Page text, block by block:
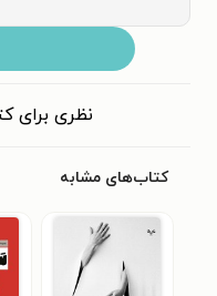
نظری برای
کتاب‌های مشابه